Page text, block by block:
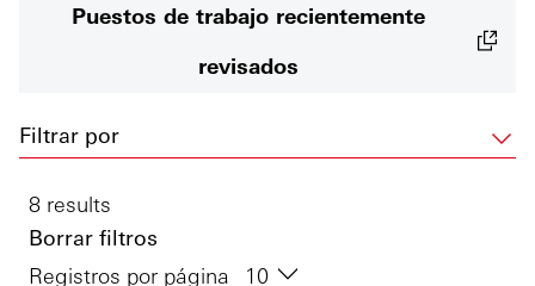
Puestos de trabajo recientemente
revisados
Filtrar por
8 results
Borrar filtros
Registros por página